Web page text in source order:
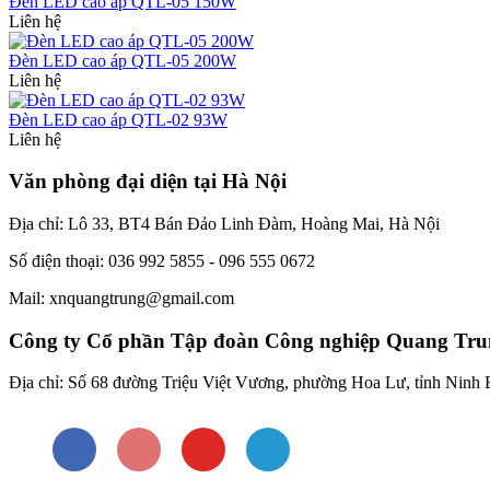
Liên hệ
Đèn LED cao áp QTL-05 200W
Liên hệ
Đèn LED cao áp QTL-02 93W
Liên hệ
Văn phòng đại diện tại Hà Nội
Địa chỉ: Lô 33, BT4 Bán Đảo Linh Đàm, Hoàng Mai, Hà Nội
Số điện thoại: 036 992 5855 - 096 555 0672
Mail: xnquangtrung@gmail.com
Công ty Cổ phần Tập đoàn Công nghiệp Quang
Địa chỉ: Số 68 đường Triệu Việt Vương, phường Hoa Lư, tỉnh Ninh